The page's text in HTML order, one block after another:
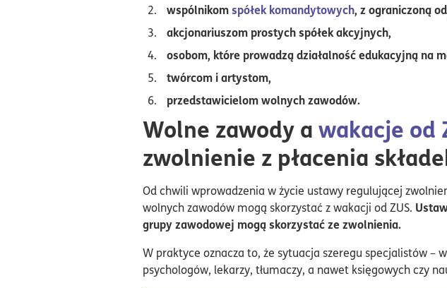
wspólnikomspółek komandytowych, z ograniczoną
akcjonariuszom prostych spółek akcyjnych,
osobom, które prowadzą działalność edukacyjną na
twórcom i artystom,
przedstawicielom wolnych zawodów.
Wolne zawody awakacje od
zwolnienie z płacenia
Od chwili wprowadzenia w życie ustawy regulującej
wolnych zawodów mogą skorzystać z wakacji od ZUS.
grupy zawodowej mogą skorzystać ze zwolnienia.
W praktyce oznacza to, że sytuacja szeregu specjalistów
psychologów, lekarzy, tłumaczy, a nawet księgowych czy